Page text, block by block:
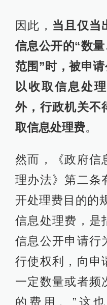
因此， 当且仅当
信息公开的“数
范围”时，被申
以收取信息处
外，行政机关不
取信息处理费。
然而，《政府信
理办法》第二条
开处理费目的的
信息处理费，是
信息公开申请行
行使权利，向申
一定数量或者频
的费用。”这